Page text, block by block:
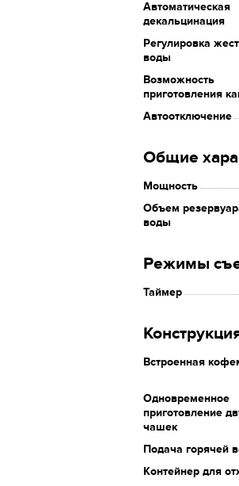
Автоматическая
декальцинация
Регулировка
воды
Возможность
приготовления
Автоотключение
Общие
Мощность
Объем
воды
Режимы
Таймер
Встроенная
Одновременное
приготовление
чашек
Подача горячей
Контейнер для